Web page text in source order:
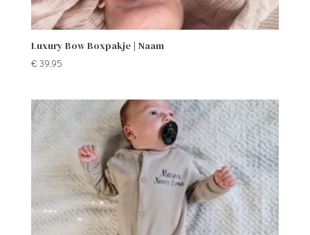
Luxury Bow Boxpakje | Naam
€ 39,95